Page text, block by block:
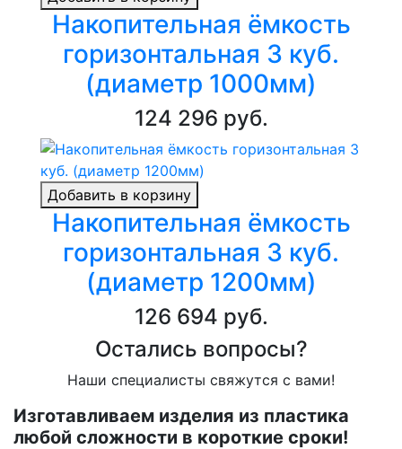
Накопительная ёмкость
горизонтальная 3 куб.
(диаметр 1000мм)
124 296 руб.
Добавить в корзину
Накопительная ёмкость
горизонтальная 3 куб.
(диаметр 1200мм)
126 694 руб.
Остались вопросы?
Наши специалисты свяжутся с вами!
Изготавливаем изделия из пластика
любой сложности в короткие сроки!